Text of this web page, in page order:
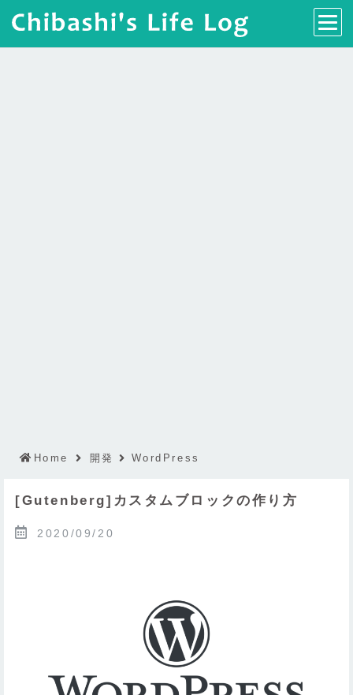
Home 開発 WordPress
[Gutenberg]カスタムブロックの作り方
2020/09/20